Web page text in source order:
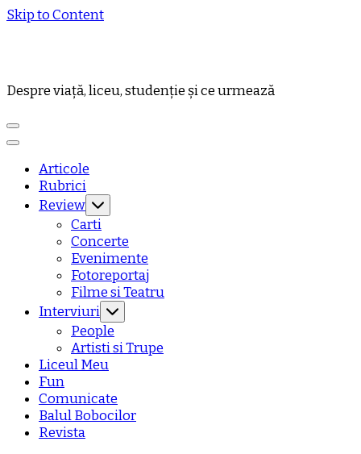
Skip to Content
Despre viață, liceu, studenție și ce urmează
Articole
Rubrici
Review
Carti
Concerte
Evenimente
Fotoreportaj
Filme si Teatru
Interviuri
People
Artisti si Trupe
Liceul Meu
Fun
Comunicate
Balul Bobocilor
Revista